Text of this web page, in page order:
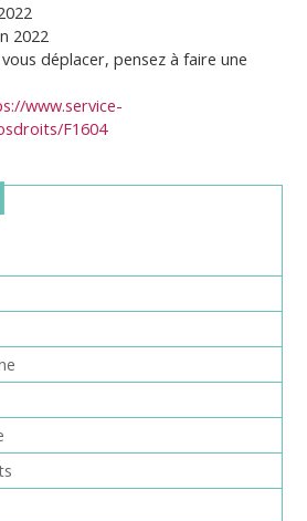
2022
déplacer, pensez à faire une
www.service-
F1604